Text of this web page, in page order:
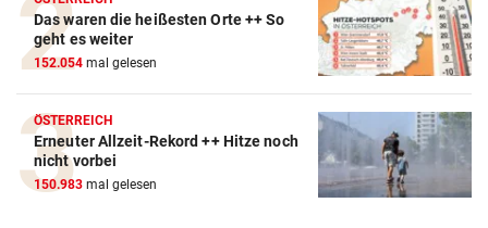
Das waren die heißesten Orte ++ So
geht es weiter
152.054 mal gelesen
ÖSTERREICH
Erneuter Allzeit-Rekord ++ Hitze noch
nicht vorbei
150.983 mal gelesen